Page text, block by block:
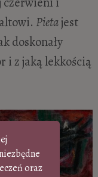
oraz
Pietajest
doskonały
i z jaką lekkością